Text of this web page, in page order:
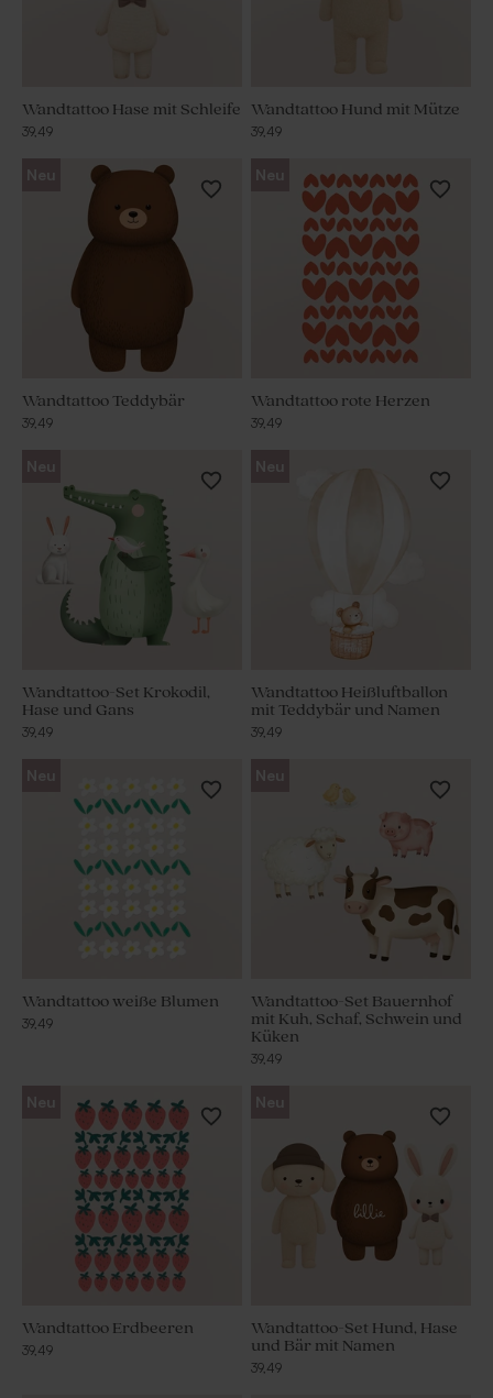
Wandtattoo Hase mit Schleife
39,49
Wandtattoo Hund mit Mütze
39,49
Neu
Wandtattoo Teddybär
39,49
Neu
Wandtattoo rote Herzen
39,49
Neu
Wandtattoo-Set Krokodil,
Hase und Gans
39,49
Neu
Wandtattoo Heißluftballon
mit Teddybär und Namen
39,49
Neu
Wandtattoo weiße Blumen
39,49
Neu
Wandtattoo-Set Bauernhof
mit Kuh, Schaf, Schwein und
Küken
39,49
Neu
Wandtattoo Erdbeeren
39,49
Neu
Wandtattoo-Set Hund, Hase
und Bär mit Namen
39,49